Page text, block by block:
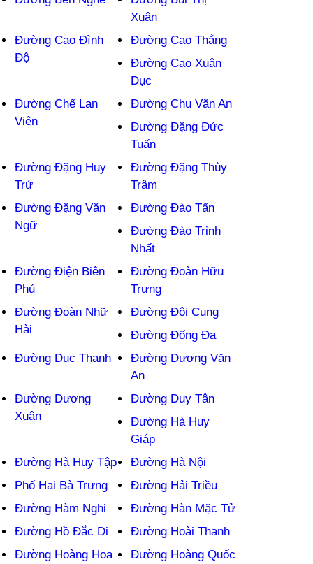
Xuân
Đường Cao Đình
Độ
Đường Cao Thắng
Đường Cao Xuân
Dục
Đường Chế Lan
Viên
Đường Chu Văn An
Đường Đặng Đức
Tuấn
Đường Đặng Huy
Trứ
Đường Đặng Thùy
Trâm
Đường Đặng Văn
Ngữ
Đường Đào Tấn
Đường Đào Trinh
Nhất
Đường Điện Biên
Phủ
Đường Đoàn Hữu
Trưng
Đường Đoàn Nhữ
Hài
Đường Đội Cung
Đường Đống Đa
Đường Dục Thanh
Đường Dương Văn
An
Đường Dương
Xuân
Đường Duy Tân
Đường Hà Huy
Giáp
Đường Hà Huy Tập
Đường Hà Nội
Phố Hai Bà Trưng
Đường Hải Triều
Đường Hàm Nghi
Đường Hàn Mặc Tử
Đường Hồ Đắc Di
Đường Hoài Thanh
Đường Hoàng Hoa
Đường Hoàng Quốc